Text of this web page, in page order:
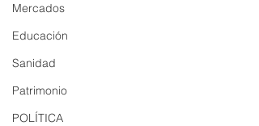
Mercados
Educación
Sanidad
Patrimonio
POLÍTICA